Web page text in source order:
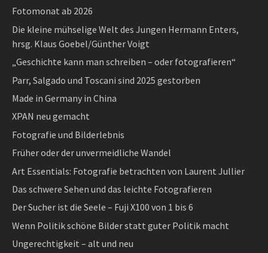
Fotomonat ab 2026
Die kleine mühselige Welt des Jungen Hermann Enters,
hrsg. Klaus Goebel/Günther Voigt
„Geschichte kann man schreiben – oder fotografieren“
Parr, Salgado und Toscani sind 2025 gestorben
Made in Germany in China
XPAN neu gemacht
Fotografie und Bilderlebnis
Früher oder der unvermeidliche Wandel
Art Essentials: Fotografie betrachten von Laurent Jullier
Das schwere Sehen und das leichte Fotografieren
Der Sucher ist die Seele – Fuji X100 von 1 bis 6
Wenn Politik schöne Bilder statt guter Politik macht
Ungerechtigkeit – alt und neu